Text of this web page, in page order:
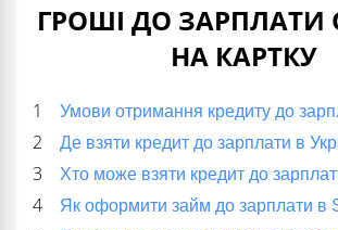
ГРОШІ ДО
НА КАРТКУ
Умови отримання кредиту до
Де взяти кредит до зарплати в
Хто може взяти кредит до
Як оформити займ до зарплати в